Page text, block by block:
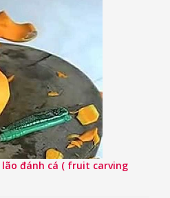
đánh cá ( fruit carving